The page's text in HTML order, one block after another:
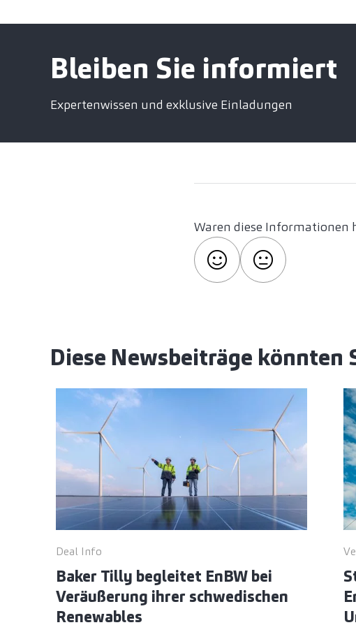
Bleiben Sie informiert
Expertenwissen und exklusive Einladungen
Waren diese Informationen
Diese Newsbeiträge könnten
Deal Info
Baker Tilly begleitet EnBW bei
Veräußerung ihrer schwedischen
Renewables